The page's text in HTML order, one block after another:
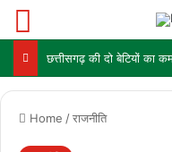
Home /राजनीति